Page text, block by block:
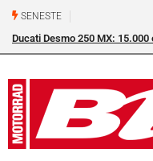
SENESTE
Ducati Desmo 250 MX: